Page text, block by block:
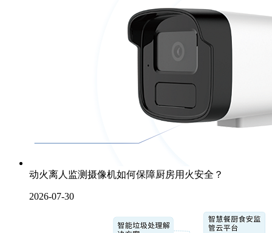
动火离人监测摄像机如何保障厨房用火安全？
2026-07-30